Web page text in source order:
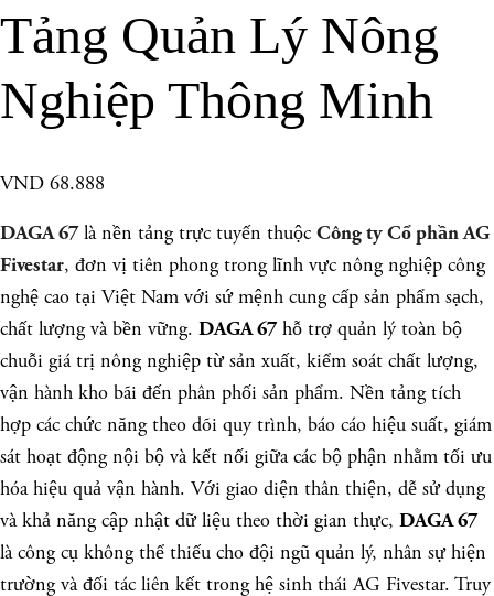
Tảng Quản Lý Nông
Nghiệp Thông Minh
VND 68.888
DAGA 67là nền tảng trực tuyến thuộc Công ty Cổ phần AG
Fivestar, đơn vị tiên phong trong lĩnh vực nông nghiệp công
nghệ cao tại Việt Nam với sứ mệnh cung cấp sản phẩm sạch,
chất lượng và bền vững. DAGA 67hỗ trợ quản lý toàn bộ
chuỗi giá trị nông nghiệp từ sản xuất, kiểm soát chất lượng,
vận hành kho bãi đến phân phối sản phẩm. Nền tảng tích
hợp các chức năng theo dõi quy trình, báo cáo hiệu suất, giám
sát hoạt động nội bộ và kết nối giữa các bộ phận nhằm tối ưu
hóa hiệu quả vận hành. Với giao diện thân thiện, dễ sử dụng
và khả năng cập nhật dữ liệu theo thời gian thực, DAGA 67
là công cụ không thể thiếu cho đội ngũ quản lý, nhân sự hiện
trường và đối tác liên kết trong hệ sinh thái AG Fivestar. Truy